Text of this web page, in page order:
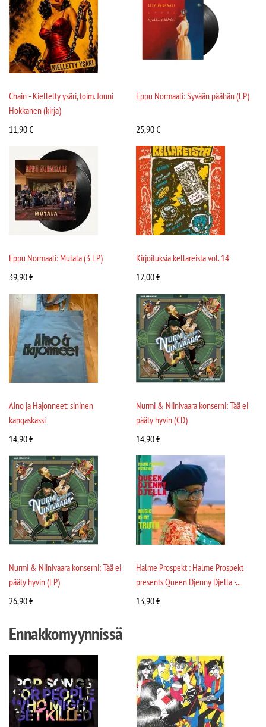
Chain - Kielletty ysäri, toim. Jouni
Hokkanen (kirja)
11,90€
Eppu Normaali: Syvään päähän (LP)
25,90€
Eppu Normaali: Mutala (3 LP)
39,90€
Kirjoituksia kellareista vol. 14
12,00€
Aino ja Hajonneet: sininen
kangaskassi
14,90€
Nurmi & Niinivaara konserni: Tää ei
pääty hyvin (CD)
14,90€
Nurmi & Niinivaara konserni: Tää ei
pääty hyvin (LP)
26,90€
Halme Prospekt : Halme Prospekt
presents Queen Djenny Djella -...
13,90€
Ennakkomyynnissä